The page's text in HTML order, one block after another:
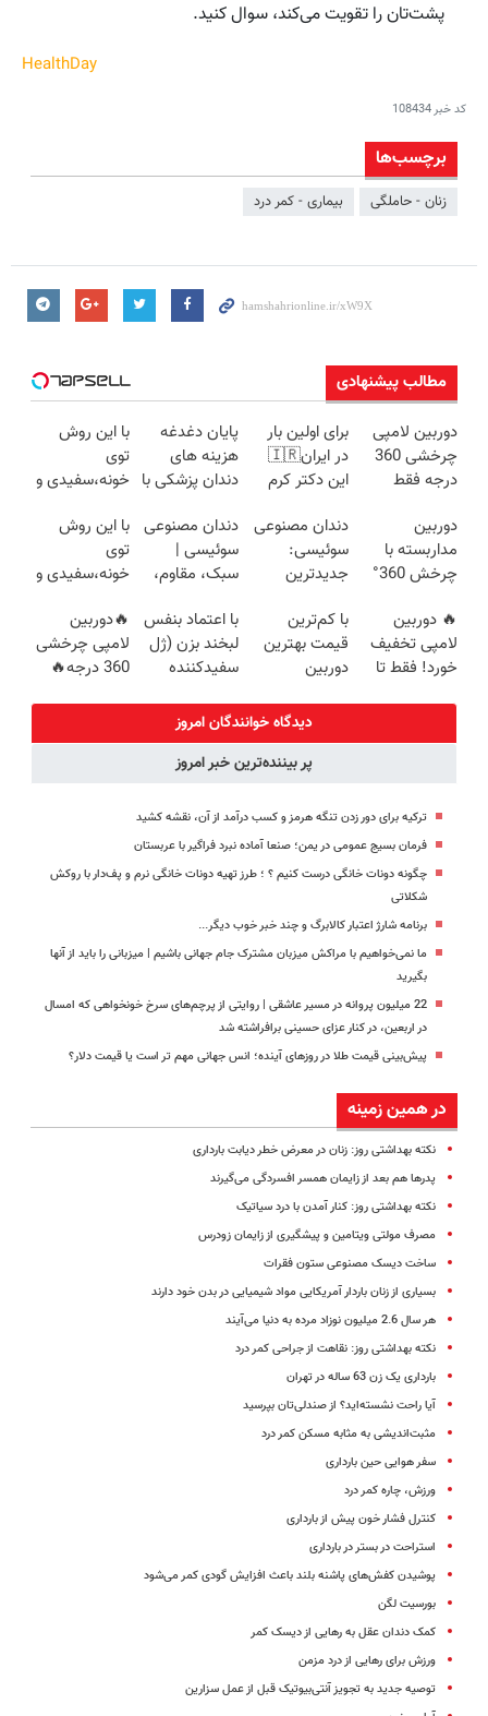
پشت‌تان را تقویت می‌کند، سوال کنید.
کد خبر108434
برچسب‌ها
زنان - حاملگی بیماری - کمر درد
مطالب پیشنهادی
دوربین لامپی
چرخشی 360
درجه فقط
🔥 پرداخت
درب منزل
برای اولین بار
در ایران🇮🇷
این دکتر کرم
روزه ساخت!
پایان دغدغه
هزینه های
دندان پزشکی با
کننده خانگی
با این روش
توی
خونه،سفیدی و
برگردون
(40%off)
دوربین
مداربسته با
چرخش 360°
(ضمانت
تعویض +
پرداخت درب
دندان مصنوعی
سوئیسی:
جدیدترین
سبک و مقاوم |
پرداخت قسطی
دندان مصنوعی
سوئیسی |
سبک، مقاوم،
رایگان+پرداخت
اقساطی😍
با این روش
توی
خونه،سفیدی و
برگردون(40%off)
🔥 دوربین
لامپی تخفیف
خورد! فقط تا
با کم‌ترین
قیمت بهترین
دوربین
بخر❗❗❗
با اعتماد بنفس
لبخند بزن (ژل
سفیدکننده
🔥دوربین
لامپی چرخشی
360 درجه🔥
دیدگاه خوانندگان امروز
پر بیننده‌ترین خبر امروز
ترکیه برای دور زدن تنگه هرمز و کسب درآمد از آن، نقشه کشید
فرمان بسیج عمومی در یمن؛ صنعا آماده نبرد فراگیر با عربستان
چگونه دونات خانگی درست کنیم ؟ ؛ طرز تهیه دونات خانگی نرم و پف‌دار با روکش
شکلاتی
برنامه شارژ اعتبار کالابرگ و چند خبر خوب دیگر...
ما نمی‌خواهیم با مراکش میزبان مشترک جام جهانی باشیم |‌ میزبانی را باید از آنها
بگیرید
22 میلیون پروانه در مسیر عاشقی | روایتی از پرچم‌های سرخ خونخواهی که امسال
در اربعین، در کنار عزای حسینی برافراشته شد
پیش‌بینی قیمت طلا در روزهای آینده؛ انس جهانی مهم تر است یا قیمت دلار؟
در همین زمینه
نکته بهداشتی روز: زنان در معرض خطر دیابت بارداری
پدرها هم بعد از زایمان همسر افسردگی می‌گیرند
نکته بهداشتی روز: کنار آمدن با درد سیاتیک
مصرف مولتی ویتامین و پیشگیری از زایمان زودرس
ساخت دیسک مصنوعی ستون فقرات
بسیاری از زنان باردار آمریکایی مواد شیمیایی در بدن خود دارند
هر سال 2.6 میلیون نوزاد مرده به دنیا می‌آیند
نکته بهداشتی روز: نقاهت از جراحی کمر درد
بارداری یک زن 63 ساله در تهران
آیا راحت نشسته‌اید؟ از صندلی‌تان بپرسید
مثبت‌اندیشی به مثابه مسکن کمر درد
سفر هوایی حین بارداری
ورزش، چاره کمر درد
‌کنترل فشار خون پیش از بارداری
استراحت در بستر در بارداری
پوشیدن کفش‌های پاشنه بلند باعث افزایش گودی کمر می‌شود
بورسیت لگن
کمک دندان عقل به رهایی از دیسک کمر
ورزش برای رهایی از درد مزمن
توصیه جدید به تجویز آنتی‌بیوتیک قبل از عمل سزارین